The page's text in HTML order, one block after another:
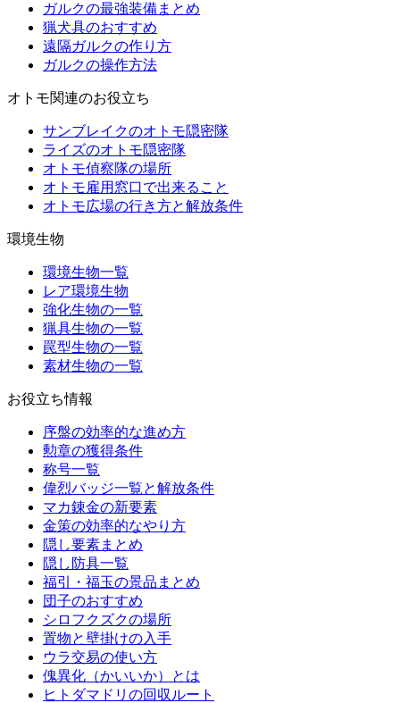
ガルクの最強装備まとめ
猟犬具のおすすめ
遠隔ガルクの作り方
ガルクの操作方法
オトモ関連のお役立ち
サンブレイクのオトモ隠密隊
ライズのオトモ隠密隊
オトモ偵察隊の場所
オトモ雇用窓口で出来ること
オトモ広場の行き方と解放条件
環境生物
環境生物一覧
レア環境生物
強化生物の一覧
猟具生物の一覧
罠型生物の一覧
素材生物の一覧
お役立ち情報
序盤の効率的な進め方
勲章の獲得条件
称号一覧
偉烈バッジ一覧と解放条件
マカ錬金の新要素
金策の効率的なやり方
隠し要素まとめ
隠し防具一覧
福引・福玉の景品まとめ
団子のおすすめ
シロフクズクの場所
置物と壁掛けの入手
ウラ交易の使い方
傀異化（かいいか）とは
ヒトダマドリの回収ルート